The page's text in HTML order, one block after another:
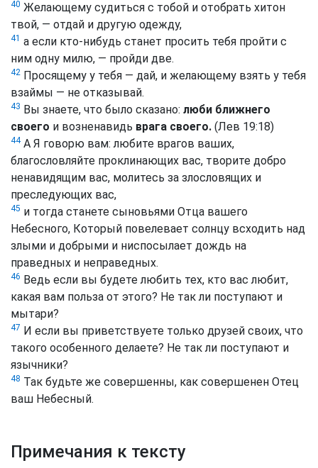
40 Желающему судиться с тобой и отобрать хитон
твой, — отдай и другую одежду,
41 а если кто-нибудь станет просить тебя пройти с
ним одну милю, — пройди две.
42 Просящему у тебя — дай, и желающему взять у тебя
взаймы — не отказывай.
43 Вы знаете, что было сказано: люби ближнего
своего и возненавидь врага своего. (Лев 19:18)
44А Я говорю вам: любите врагов ваших,
благословляйте проклинающих вас, творите добро
ненавидящим вас, молитесь за злословящих и
преследующих вас,
45 и тогда станете сыновьями Отца вашего
Небесного, Который повелевает солнцу всходить над
злыми и добрыми и ниспосылает дождь на
праведных и неправедных.
46 Ведь если вы будете любить тех, кто вас любит,
какая вам польза от этого? Не так ли поступают и
мытари?
47 И если вы приветствуете только друзей своих, что
такого особенного делаете? Не так ли поступают и
язычники?
48 Так будьте же совершенны, как совершенен Отец
ваш Небесный.
Примечания к тексту